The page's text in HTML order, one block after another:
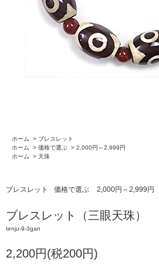
ホーム > ブレスレット
ホーム
> 価格で選ぶ > 2,000円～2,999円
ホーム
> 天珠
ブレスレット 価格で選ぶ 2,000円～2,999円
ブレスレット（三眼天珠）
tenju-9-3gan
2,200円(税200円)